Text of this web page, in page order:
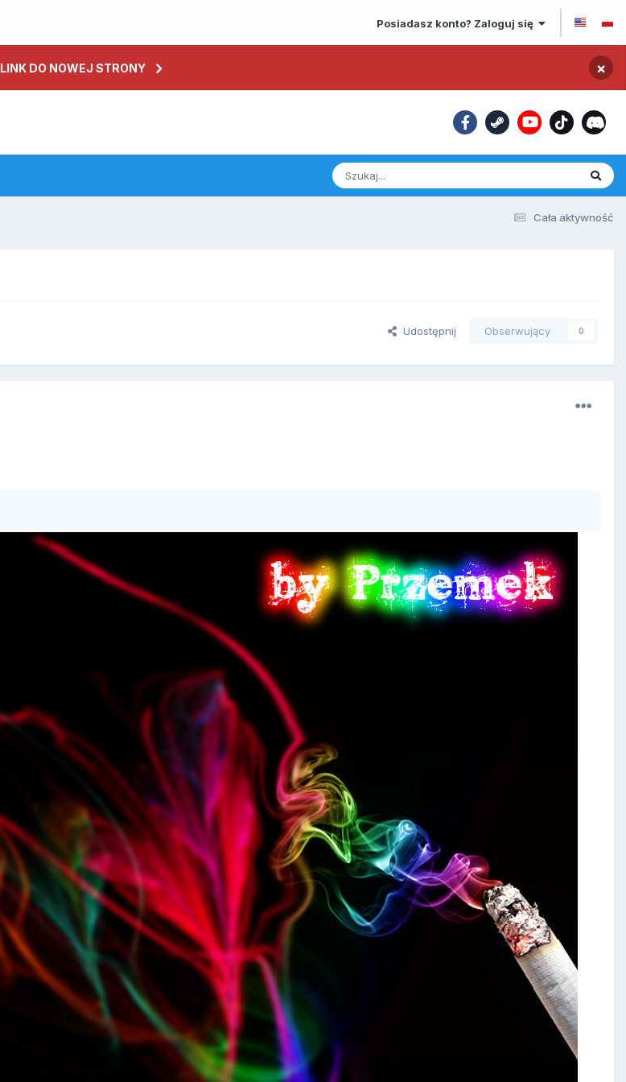
Posiadasz konto? Zaloguj się
LINK DO NOWEJ STRONY ×
Cała aktywność
Udostępnij Obserwujący 0